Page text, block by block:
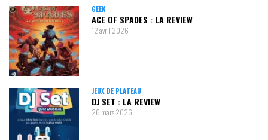
GEEK
ACE OF SPADES : LA REVIEW
12 avril 2026
JEUX DE PLATEAU
DJ SET : LA REVIEW
26 mars 2026